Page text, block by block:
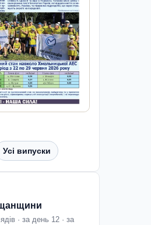
Усі випуски
· за день 12 · за